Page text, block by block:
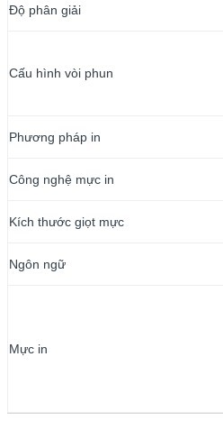
Độ phân giải
Cấu hình vòi phun
Phương pháp in
Công nghệ mực in
Kích thước giọt mực
Ngôn ngữ
Mực in